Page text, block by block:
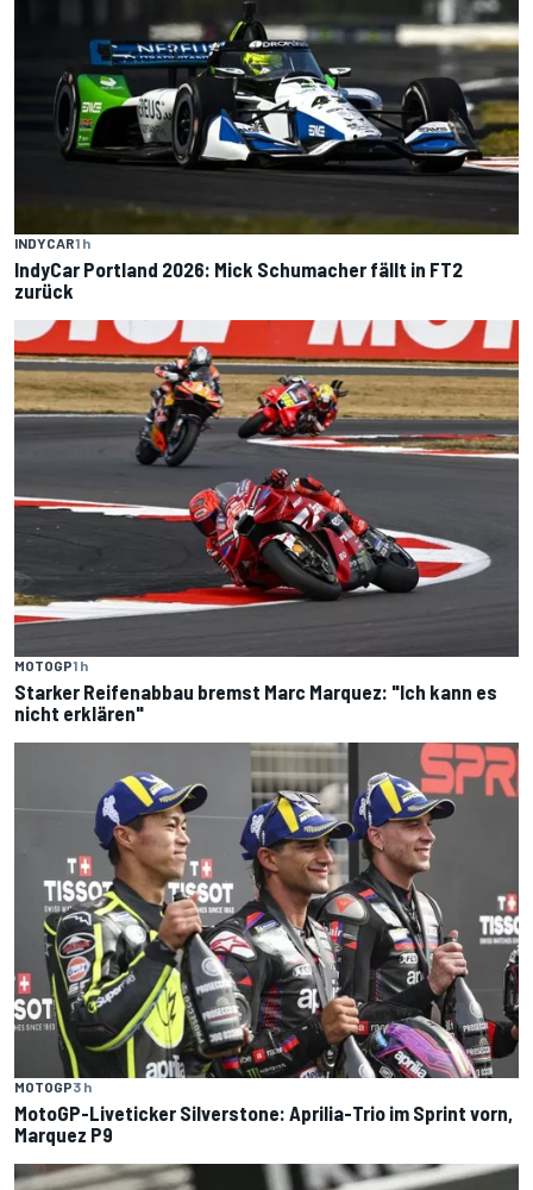
INDYCAR1 h
IndyCar Portland 2026: Mick Schumacher fällt in FT2
zurück
MOTOGP1 h
Starker Reifenabbau bremst Marc Marquez: "Ich kann es
nicht erklären"
MOTOGP3 h
MotoGP-Liveticker Silverstone: Aprilia-Trio im Sprint vorn,
Marquez P9